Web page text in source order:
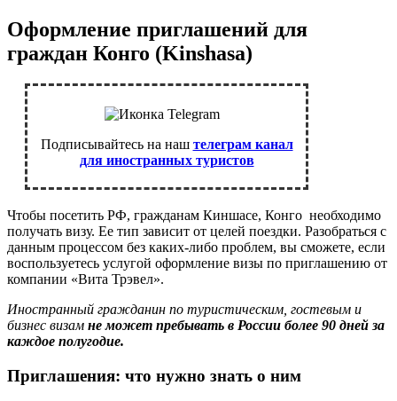
Оформление приглашений для
граждан Конго (Kinshasa)
Подписывайтесь на наш телеграм канал
для иностранных туристов
Чтобы посетить РФ, гражданам Киншасе, Конго необходимо
получать визу. Ее тип зависит от целей поездки. Разобраться с
данным процессом без каких-либо проблем, вы сможете, если
воспользуетесь услугой оформление визы по приглашению от
компании «Вита Трэвел».
Иностранный гражданин по туристическим, гостевым и
бизнес визам не может пребывать в России более 90 дней за
каждое полугодие.
Приглашения: что нужно знать о ним